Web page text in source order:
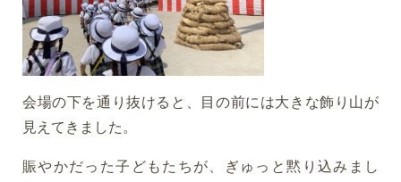
会場の下を通り抜けると、目の前には大きな飾り山が
見えてきました。
賑やかだった子どもたちが、ぎゅっと黙り込みまし